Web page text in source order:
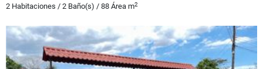
2 Habitaciones / 2 Baño(s) / 88 Área m2